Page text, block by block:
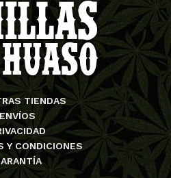
TIENDAS
ENVÍOS
Y CONDICIONES